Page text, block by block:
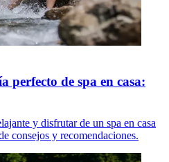
perfecto de spa en casa:
y disfrutar de un spa en casa
consejos y recomendaciones.